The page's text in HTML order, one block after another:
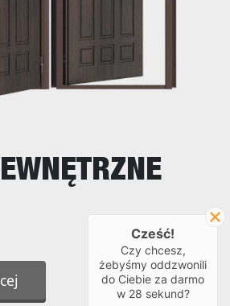
Cześć!
Czy chcesz,
żebyśmy oddzwonili
do Ciebie za darmo
w 28 sekund?